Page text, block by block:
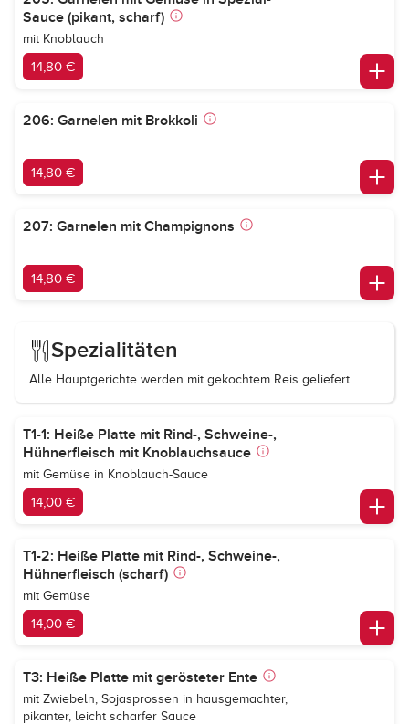
Sauce (pikant, scharf)
mit Knoblauch
14,80 €
206: Garnelen mit Brokkoli
14,80 €
207: Garnelen mit Champignons
14,80 €
Spezialitäten
Alle Hauptgerichte werden mit gekochtem Reis geliefert.
T1-1: Heiße Platte mit Rind-, Schweine-,
Hühnerfleisch mit Knoblauchsauce
mit Gemüse in Knoblauch-Sauce
14,00 €
T1-2: Heiße Platte mit Rind-, Schweine-,
Hühnerfleisch (scharf)
mit Gemüse
14,00 €
T3: Heiße Platte mit gerösteter Ente
mit Zwiebeln, Sojasprossen in hausgemachter,
pikanter, leicht scharfer Sauce